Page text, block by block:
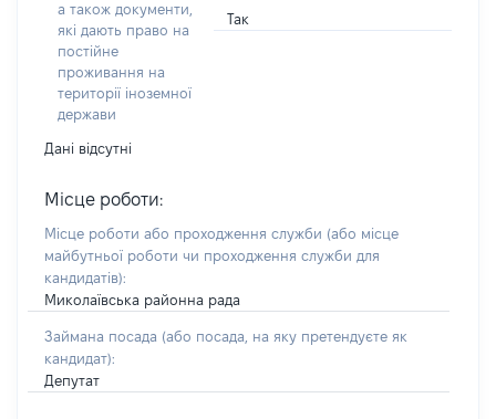
а також документи,
які дають право на
постійне
проживання на
території іноземної
держави
Так
Дані відсутні
Місце роботи:
Місце роботи або проходження служби (або місце
майбутньої роботи чи проходження служби для
кандидатів):
Миколаївська районна рада
Займана посада (або посада, на яку претендуєте як
кандидат):
Депутат